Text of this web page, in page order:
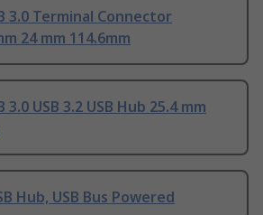
3.0 Terminal Connector
24 mm 114.6mm
3.0 USB 3.2 USB Hub 25.4 mm
Hub, USB Bus Powered